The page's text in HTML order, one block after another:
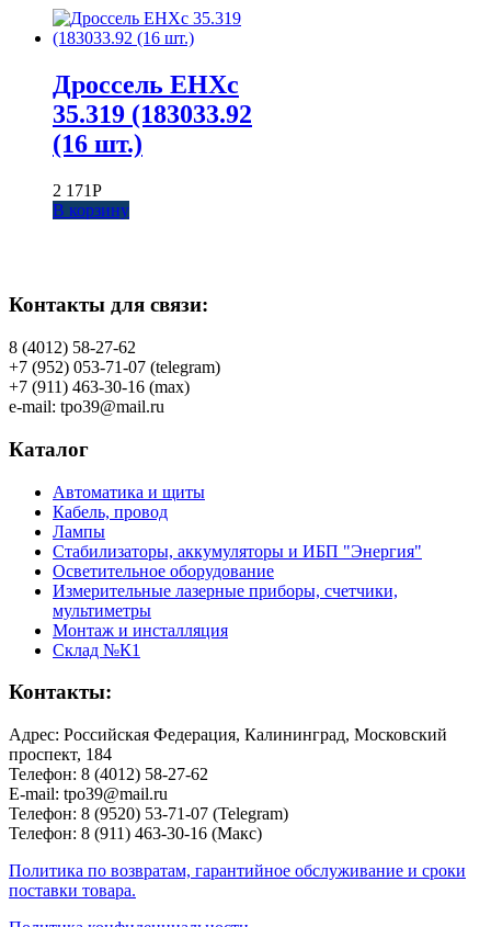
Дроссель EHXc
35.319 (183033.92
(16 шт.)
2 171Р
В корзину
Контакты для связи:
8 (4012) 58-27-62
+7 (952) 053-71-07 (telegram)
+7 (911) 463-30-16 (max)
e-mail: tpo39@mail.ru
Каталог
Автоматика и щиты
Кабель, провод
Лампы
Стабилизаторы, аккумуляторы и ИБП "Энергия"
Осветительное оборудование
Измерительные лазерные приборы, счетчики,
мультиметры
Монтаж и инсталляция
Склад №К1
Контакты:
Адрес: Российская Федерация, Калининград, Московский
проспект, 184
Телефон: 8 (4012) 58-27-62
E-mail: tpo39@mail.ru
Телефон: 8 (9520) 53-71-07 (Telegram)
Телефон: 8 (911) 463-30-16 (Макс)
Политика по возвратам, гарантийное обслуживание и сроки
поставки товара.